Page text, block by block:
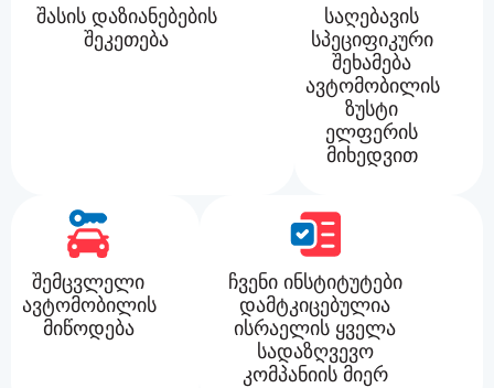
შასის დაზიანებების
შეკეთება
საღებავის
სპეციფიკური
შეხამება
ავტომობილის
ზუსტი
ელფერის
მიხედვით
შემცვლელი
ავტომობილის
მიწოდება
ჩვენი ინსტიტუტები
დამტკიცებულია
ისრაელის ყველა
სადაზღვევო
კომპანიის მიერ